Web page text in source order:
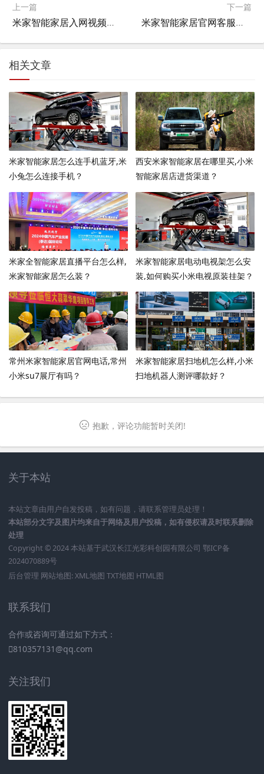
上一篇
米家智能家居入网视频教程,小米手机有进网许可证吗？
下一篇
米家智能家居官网客服电话,小米之家的售后服务有哪些？
相关文章
米家智能家居怎么连手机蓝牙,米
小兔怎么连接手机？
西安米家智能家居在哪里买,小米
智能家居店进货渠道？
米家全智能家居直播平台怎么样,
米家智能家居怎么装？
米家智能家居电动电视架怎么安
装,如何购买小米电视原装挂架？
常州米家智能家居官网电话,常州
小米su7展厅有吗？
米家智能家居扫地机怎么样,小米
扫地机器人测评哪款好？
抱歉，评论功能暂时关闭!
关于本站
本站文章由用户自发投稿，如有问题，请联系管理员处理！
本站部分文字及图片均来自于网络及用户投稿，如有侵权请及时联系删除
处理
Copyright © 2024 本站基于武汉长江光彩科创园有限公司 鄂ICP备
2024070889号
后台管理 网站地图: XML地图 TXT地图 HTML图
联系我们
合作或咨询可通过如下方式：
810357131@qq.com
关注我们